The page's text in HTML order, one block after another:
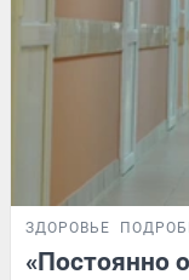
ЗДОРОВЬЕ
«Постоянно